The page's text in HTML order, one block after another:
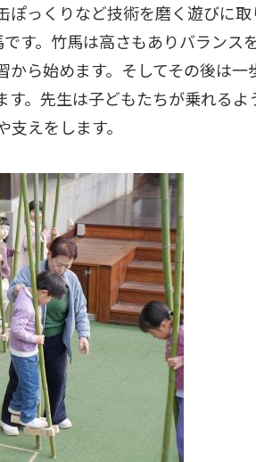
ぽっくりなど技術を磨く遊びに
す。竹馬は高さもありバランス
ら始めます。そしてその後は
。先生は子どもたちが乗れる
えをします。